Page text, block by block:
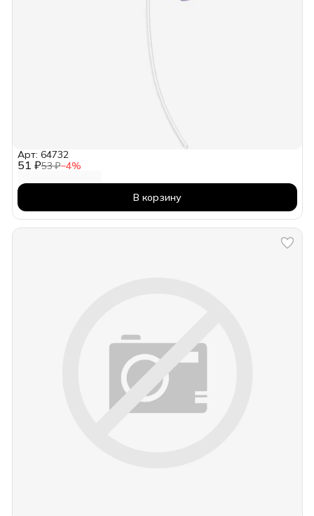
51 ₽53 ₽−4%
Арт: 64732
В корзину